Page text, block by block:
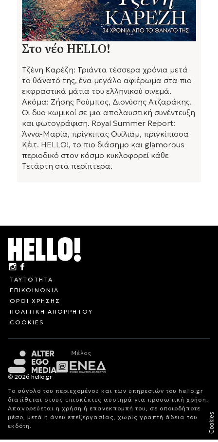
Στο νέο HELLO!
Τζένη Καρέζη: Τριάντα τέσσερα χρόνια μετά
το θάνατό της, ένα μεγάλο αφιέρωμα στα πιο
εκφραστικά μάτια του ελληνικού σινεμά.
Ακόμα: Ζήσης Ρούμπος, Διονύσης Ατζαράκης.
Οι δυο κωμικοί σε μια απολαυστική συνέντευξη
και φωτογράφιση. Royal Summer Report:
Άννα-Μαρία, πρίγκιπας Ουίλιαμ, πριγκίπισσα
Κέιτ. HELLO!, το πιο διάσημο και glamorous
περιοδικό στον κόσμο κυκλοφορεί κάθε
Τετάρτη στα περίπτερα.
ΤΑΥΤΟΤΗΤΑ
ΕΠΙΚΟΙΝΩΝΙΑ
ΟΡΟΙ ΧΡΗΣΗΣ
ΠΟΛΙΤΙΚΗ ΑΠΟΡΡΗΤΟΥ
COOKIES
© 2026 hello.gr
Το σύνολο του περιεχομένου και των υπηρεσιών του hello.gr
διατίθεται στους επισκέπτες αυστηρά για προσωπική χρήση.
Απαγορεύεται η χρήση ή επανεκπομπή του, σε οποιοδήποτε
μέσο, μετά ή άνευ επεξεργασίας, χωρίς γραπτή άδεια του
εκδότη.
Cookies